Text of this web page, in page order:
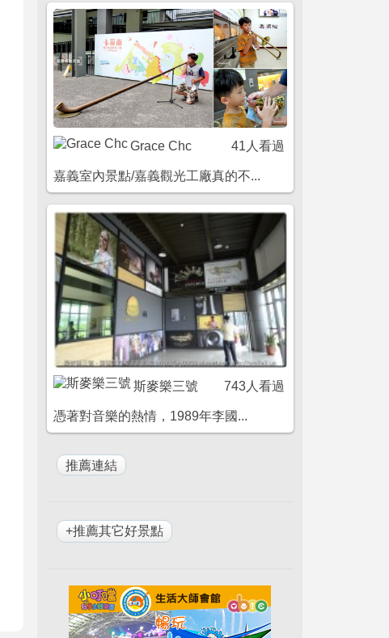
Grace Chc 41人看過
嘉義室內景點/嘉義觀光工廠真的不...
斯麥樂三號 743人看過
憑著對音樂的熱情，1989年李國...
+推薦其它好景點